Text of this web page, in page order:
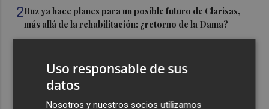
2Ruz ya hace planes para un posible futuro de Clarisas,
más allá de la rehabilitación: ¿retorno de la Dama?
Castelló apuesta por convertir el eclipse en un referente
Uso responsable de sus
datos
Nosotros y nuestros socios utilizamos